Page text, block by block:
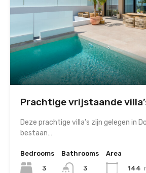
Prachtige vrijstaande
Deze prachtige villa’s zijn gelegen in
bestaan…
Bedrooms
3
Bathrooms
3
Area
144